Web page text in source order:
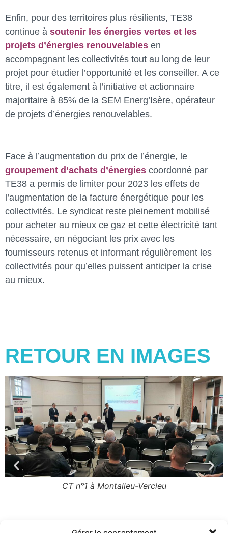
Enfin, pour des territoires plus résilients, TE38
continue à soutenir les énergies vertes et les
projets d’énergies renouvelables en
accompagnant les collectivités tout au long de leur
projet pour étudier l’opportunité et les conseiller. A ce
titre, il est également à l’initiative et actionnaire
majoritaire à 85% de la SEM Energ’Isère, opérateur
de projets d’énergies renouvelables.
Face à l’augmentation du prix de l’énergie, le
groupement d’achats d’énergies coordonné par
TE38 a permis de limiter pour 2023 les effets de
l’augmentation de la facture énergétique pour les
collectivités. Le syndicat reste pleinement mobilisé
pour acheter au mieux ce gaz et cette électricité tant
nécessaire, en négociant les prix avec les
fournisseurs retenus et informant régulièrement les
collectivités pour qu’elles puissent anticiper la crise
au mieux.
RETOUR EN IMAGES
CT n°1 à Montalieu-Vercieu